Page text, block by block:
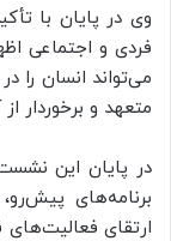
وی در پایان با
فردی و اجتماعی
می‌تواند انسان را
متعهد و برخوردار
در پایان این
برنامه‌های
ارتقای